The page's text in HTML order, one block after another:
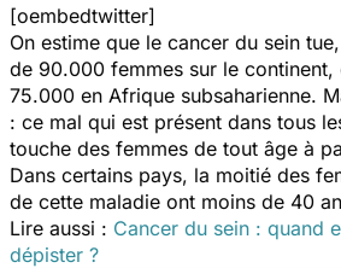
[oembedtwitter]
On estime que le cancer du sein
de 90.000 femmes sur le continent,
75.000 en Afrique subsaharienne.
: ce mal qui est présent dans tous
touche des femmes de tout âge à
Dans certains pays, la moitié des
de cette maladie ont moins de 40
Lire aussi : Cancer du sein : quand
dépister ?